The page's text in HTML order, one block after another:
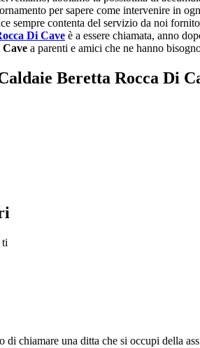
per sapere come intervenire in
sempre contenta del servizio da noi
Di Cave è a essere chiamata, anno
Cave a parenti e amici che ne hanno
Beretta Rocca Di
chiamare una ditta che si occupi della